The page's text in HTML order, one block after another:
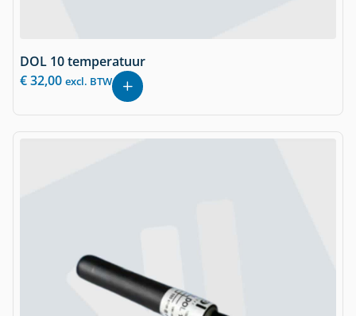
DOL 10 temperatuur
€32,00 excl. BTW